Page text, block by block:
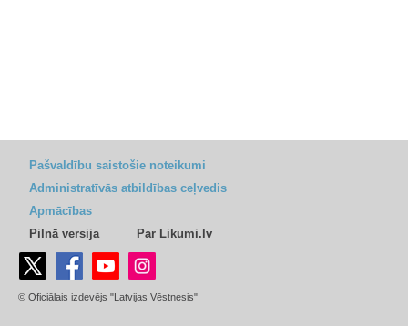
Pašvaldību saistošie noteikumi
Administratīvās atbildības ceļvedis
Apmācības
Pilnā versija
Par Likumi.lv
© Oficiālais izdevējs "Latvijas Vēstnesis"